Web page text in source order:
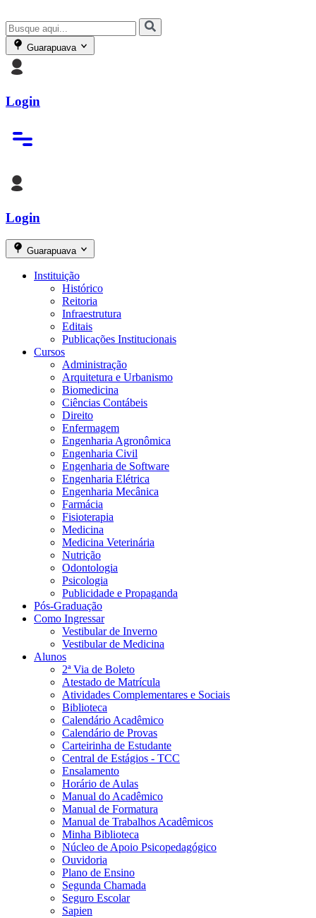
Guarapuava
Login
Login
Guarapuava
Instituição
Histórico
Reitoria
Infraestrutura
Editais
Publicações Institucionais
Cursos
Administração
Arquitetura e Urbanismo
Biomedicina
Ciências Contábeis
Direito
Enfermagem
Engenharia Agronômica
Engenharia Civil
Engenharia de Software
Engenharia Elétrica
Engenharia Mecânica
Farmácia
Fisioterapia
Medicina
Medicina Veterinária
Nutrição
Odontologia
Psicologia
Publicidade e Propaganda
Pós-Graduação
Como Ingressar
Vestibular de Inverno
Vestibular de Medicina
Alunos
2ª Via de Boleto
Atestado de Matrícula
Atividades Complementares e Sociais
Biblioteca
Calendário Acadêmico
Calendário de Provas
Carteirinha de Estudante
Central de Estágios - TCC
Ensalamento
Horário de Aulas
Manual do Acadêmico
Manual de Formatura
Manual de Trabalhos Acadêmicos
Minha Biblioteca
Núcleo de Apoio Psicopedagógico
Ouvidoria
Plano de Ensino
Segunda Chamada
Seguro Escolar
Sapien